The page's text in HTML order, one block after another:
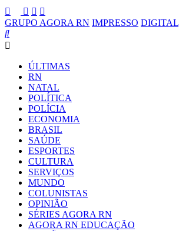
GRUPO AGORA RN IMPRESSO DIGITAL
ÚLTIMAS
RN
NATAL
POLÍTICA
POLÍCIA
ECONOMIA
BRASIL
SAÚDE
ESPORTES
CULTURA
SERVIÇOS
MUNDO
COLUNISTAS
OPINIÃO
SÉRIES AGORA RN
AGORA RN EDUCAÇÃO